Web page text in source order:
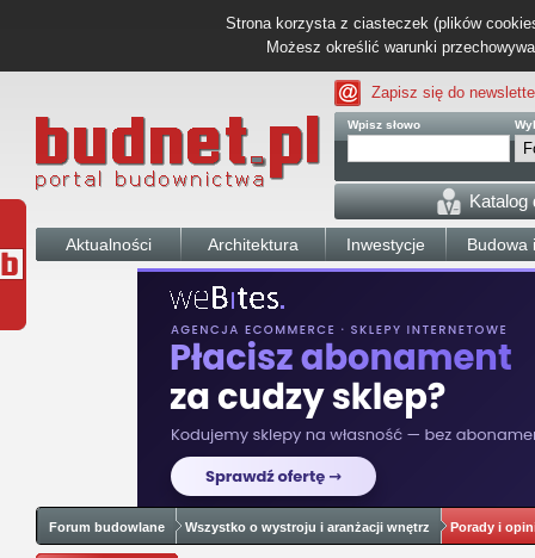
Strona korzysta z ciasteczek (plików
Możesz określić warunki
Zapisz się do
Wpisz słowo
Katalog
Aktualności Architektura Inwestycje Budowa
Forum budowlane Wszystko o wystroju i aranżacji wnętrz Porady i